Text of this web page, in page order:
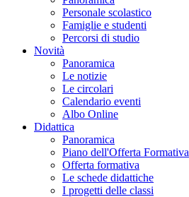
Personale scolastico
Famiglie e studenti
Percorsi di studio
Novità
Panoramica
Le notizie
Le circolari
Calendario eventi
Albo Online
Didattica
Panoramica
Piano dell'Offerta Formativa
Offerta formativa
Le schede didattiche
I progetti delle classi